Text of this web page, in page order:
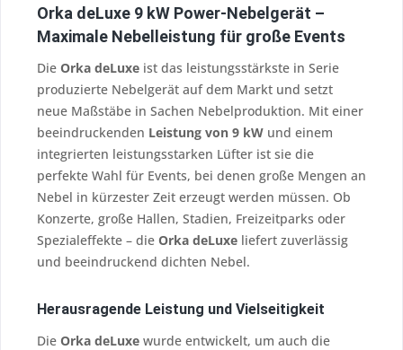
Orka deLuxe 9 kW Power-Nebelgerät –
Maximale Nebelleistung für große Events
Die Orka deLuxe ist das leistungsstärkste in Serie
produzierte Nebelgerät auf dem Markt und setzt
neue Maßstäbe in Sachen Nebelproduktion. Mit einer
beeindruckenden Leistung von 9 kW und einem
integrierten leistungsstarken Lüfter ist sie die
perfekte Wahl für Events, bei denen große Mengen an
Nebel in kürzester Zeit erzeugt werden müssen. Ob
Konzerte, große Hallen, Stadien, Freizeitparks oder
Spezialeffekte – die Orka deLuxe liefert zuverlässig
und beeindruckend dichten Nebel.
Herausragende Leistung und Vielseitigkeit
Die Orka deLuxe wurde entwickelt, um auch die